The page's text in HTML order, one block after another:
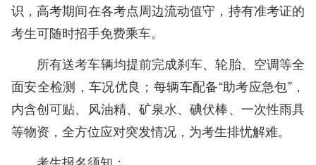
识，高考期间在各考点周边流动值守，持有准考证的
考生可随时招手免费乘车。
所有送考车辆均提前完成刹车、轮胎、空调等全
面安全检测，车况优良；每辆车配备“助考应急包”，
内含创可贴、风油精、矿泉水、碘伏棒、一次性雨具
等物资，全方位应对突发情况，为考生排忧解难。